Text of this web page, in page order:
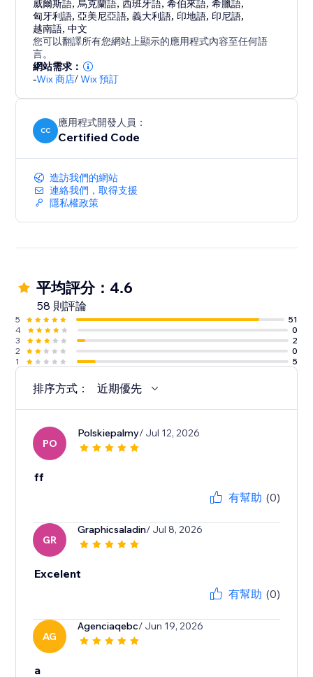
威爾斯語, 烏克蘭語,西班牙語,希伯來語,希臘語,
匈牙利語,亞美尼亞語,義大利語, 印地語, 印尼語,
越南語,中文
您可以翻譯所有您網站上顯示的應用程式內容至任何語
言。
網站需求：
-Wix 商店/Wix 預訂
CC
應用程式開發人員：
Certified Code
造訪我們的網站
連絡我們，取得支援
隱私權政策
平均評分：4.6
58 則評論
5
51
4
0
3
2
2
0
1
5
排序方式： 近期優先
PO
Polskiepalmy/ Jul 12, 2026
ff
有幫助 (0)
GR
Graphicsaladin/ Jul 8, 2026
Excelent
有幫助 (0)
AG
Agenciaqebc/ Jun 19, 2026
a